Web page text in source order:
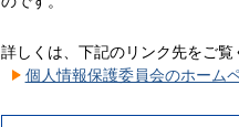
詳しくは、下記のリンク先をご覧
個人情報保護委員会のホーム